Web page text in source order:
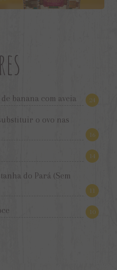
banana com aveia 24
o ovo nas
16
14
do Pará (Sem
11
10